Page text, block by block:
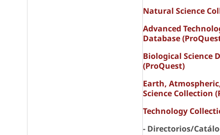
Natural Science
Advanced
Database
Biological Science
(ProQuest)
Earth,
Science Collection
Technology
- Directorios/